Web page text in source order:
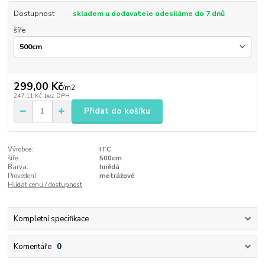
Dostupnost
skladem u dodavatele odesíláme do 7 dnů
šíře
299,00 Kč/m2
247,11 Kč bez DPH
Přidat do košíku
Výrobce:
ITC
šíře:
500cm
Barva:
hnědá
Provedení:
metrážové
Hlídat cenu / dostupnost
Kompletní specifikace
Komentáře 0